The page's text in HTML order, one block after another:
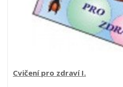
Cvičení pro zdraví I.